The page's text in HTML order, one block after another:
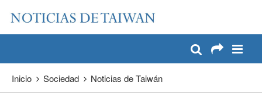
Pase a contenido principal
Inicio Sociedad Noticias de Taiwán